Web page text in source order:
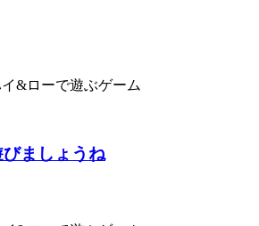
&ローで遊ぶゲーム
ましょうね